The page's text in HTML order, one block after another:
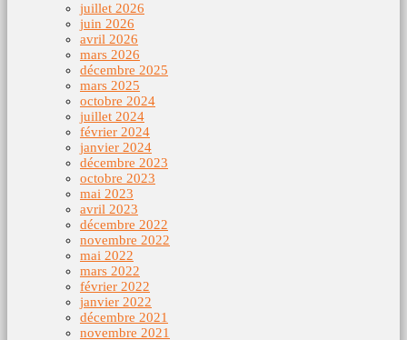
juillet 2026
juin 2026
avril 2026
mars 2026
décembre 2025
mars 2025
octobre 2024
juillet 2024
février 2024
janvier 2024
décembre 2023
octobre 2023
mai 2023
avril 2023
décembre 2022
novembre 2022
mai 2022
mars 2022
février 2022
janvier 2022
décembre 2021
novembre 2021